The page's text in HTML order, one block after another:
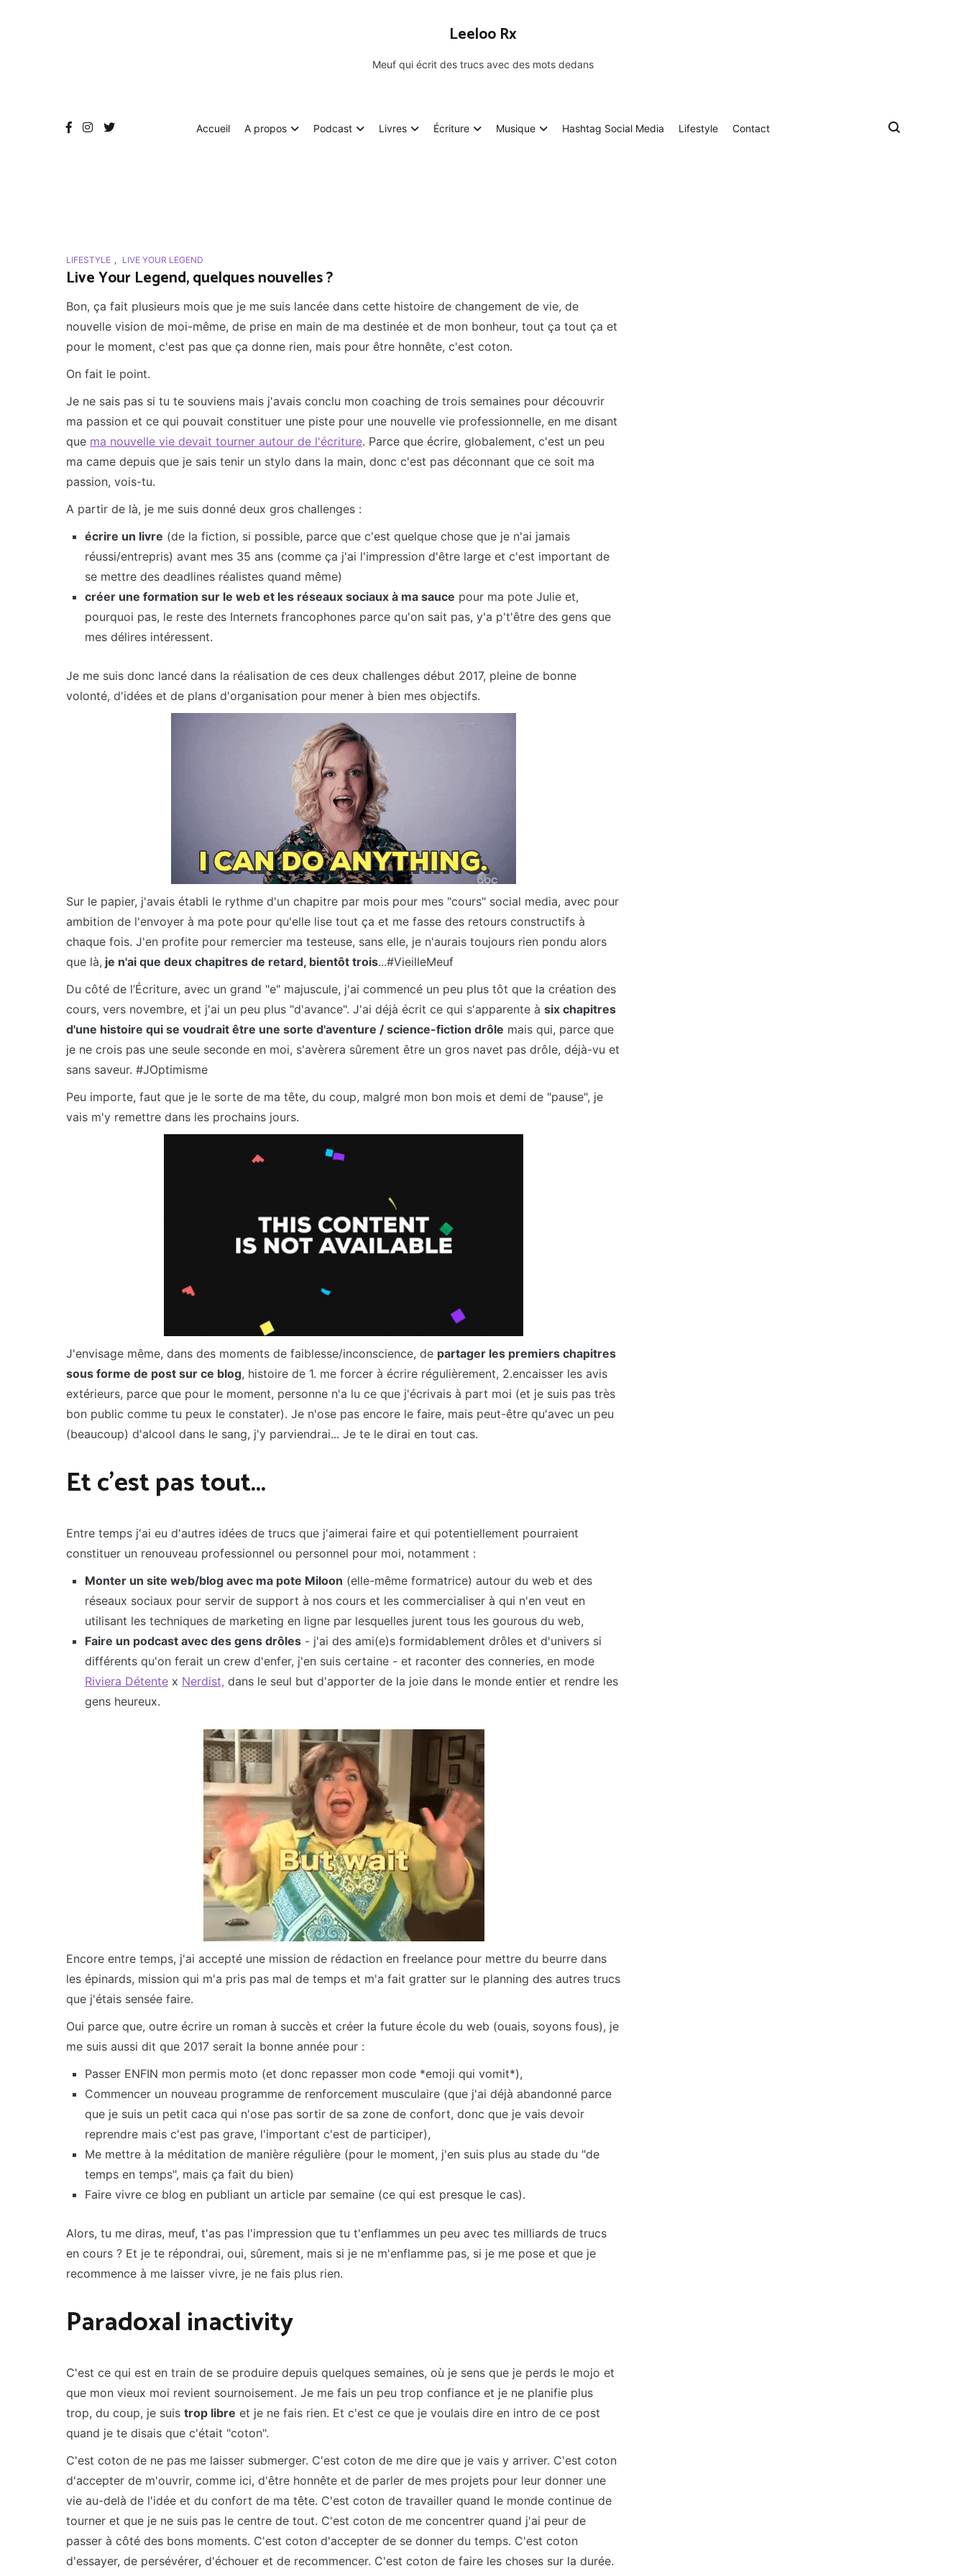
Leeloo Rx
Meuf qui écrit des trucs avec des mots dedans
Accueil A propos Podcast Livres Écriture Musique Hashtag Social Media Lifestyle Contact
LIFESTYLE , LIVE YOUR LEGEND
Live Your Legend, quelques nouvelles ?
Bon, ça fait plusieurs mois que je me suis lancée dans cette histoire de changement de vie, de
nouvelle vision de moi-même, de prise en main de ma destinée et de mon bonheur, tout ça tout ça et
pour le moment, c'est pas que ça donne rien, mais pour être honnête, c'est coton.
On fait le point.
Je ne sais pas si tu te souviens mais j'avais conclu mon coaching de trois semaines pour découvrir
ma passion et ce qui pouvait constituer une piste pour une nouvelle vie professionnelle, en me disant
que ma nouvelle vie devait tourner autour de l'écriture. Parce que écrire, globalement, c'est un peu
ma came depuis que je sais tenir un stylo dans la main, donc c'est pas déconnant que ce soit ma
passion, vois-tu.
A partir de là, je me suis donné deux gros challenges :
écrire un livre (de la fiction, si possible, parce que c'est quelque chose que je n'ai jamais
réussi/entrepris) avant mes 35 ans (comme ça j'ai l'impression d'être large et c'est important de
se mettre des deadlines réalistes quand même)
créer une formation sur le web et les réseaux sociaux à ma sauce pour ma pote Julie et,
pourquoi pas, le reste des Internets francophones parce qu'on sait pas, y'a p't'être des gens que
mes délires intéressent.
Je me suis donc lancé dans la réalisation de ces deux challenges début 2017, pleine de bonne
volonté, d'idées et de plans d'organisation pour mener à bien mes objectifs.
Sur le papier, j'avais établi le rythme d'un chapitre par mois pour mes "cours" social media, avec pour
ambition de l'envoyer à ma pote pour qu'elle lise tout ça et me fasse des retours constructifs à
chaque fois. J'en profite pour remercier ma testeuse, sans elle, je n'aurais toujours rien pondu alors
que là, je n'ai que deux chapitres de retard, bientôt trois...#VieilleMeuf
Du côté de l’Écriture, avec un grand "e" majuscule, j'ai commencé un peu plus tôt que la création des
cours, vers novembre, et j'ai un peu plus "d'avance". J'ai déjà écrit ce qui s'apparente à six chapitres
d'une histoire qui se voudrait être une sorte d'aventure / science-fiction drôle mais qui, parce que
je ne crois pas une seule seconde en moi, s'avèrera sûrement être un gros navet pas drôle, déjà-vu et
sans saveur. #JOptimisme
Peu importe, faut que je le sorte de ma tête, du coup, malgré mon bon mois et demi de "pause", je
vais m'y remettre dans les prochains jours.
J'envisage même, dans des moments de faiblesse/inconscience, de partager les premiers chapitres
sous forme de post sur ce blog, histoire de 1. me forcer à écrire régulièrement, 2.encaisser les avis
extérieurs, parce que pour le moment, personne n'a lu ce que j'écrivais à part moi (et je suis pas très
bon public comme tu peux le constater). Je n'ose pas encore le faire, mais peut-être qu'avec un peu
(beaucoup) d'alcool dans le sang, j'y parviendrai... Je te le dirai en tout cas.
Et c'est pas tout...
Entre temps j'ai eu d'autres idées de trucs que j'aimerai faire et qui potentiellement pourraient
constituer un renouveau professionnel ou personnel pour moi, notamment :
Monter un site web/blog avec ma pote Miloon (elle-même formatrice) autour du web et des
réseaux sociaux pour servir de support à nos cours et les commercialiser à qui n'en veut en
utilisant les techniques de marketing en ligne par lesquelles jurent tous les gourous du web,
Faire un podcast avec des gens drôles- j'ai des ami(e)s formidablement drôles et d'univers si
différents qu'on ferait un crew d'enfer, j'en suis certaine - et raconter des conneries, en mode
Riviera Détentex Nerdist, dans le seul but d'apporter de la joie dans le monde entier et rendre les
gens heureux.
Encore entre temps, j'ai accepté une mission de rédaction en freelance pour mettre du beurre dans
les épinards, mission qui m'a pris pas mal de temps et m'a fait gratter sur le planning des autres trucs
que j'étais sensée faire.
Oui parce que, outre écrire un roman à succès et créer la future école du web (ouais, soyons fous), je
me suis aussi dit que 2017 serait la bonne année pour :
Passer ENFIN mon permis moto (et donc repasser mon code *emoji qui vomit*),
Commencer un nouveau programme de renforcement musculaire (que j'ai déjà abandonné parce
que je suis un petit caca qui n'ose pas sortir de sa zone de confort, donc que je vais devoir
reprendre mais c'est pas grave, l'important c'est de participer),
Me mettre à la méditation de manière régulière (pour le moment, j'en suis plus au stade du "de
temps en temps", mais ça fait du bien)
Faire vivre ce blog en publiant un article par semaine (ce qui est presque le cas).
Alors, tu me diras, meuf, t'as pas l'impression que tu t'enflammes un peu avec tes milliards de trucs
en cours ? Et je te répondrai, oui, sûrement, mais si je ne m'enflamme pas, si je me pose et que je
recommence à me laisser vivre, je ne fais plus rien.
Paradoxal inactivity
C'est ce qui est en train de se produire depuis quelques semaines, où je sens que je perds le mojo et
que mon vieux moi revient sournoisement. Je me fais un peu trop confiance et je ne planifie plus
trop, du coup, je suis trop libre et je ne fais rien. Et c'est ce que je voulais dire en intro de ce post
quand je te disais que c'était "coton".
C'est coton de ne pas me laisser submerger. C'est coton de me dire que je vais y arriver. C'est coton
d'accepter de m'ouvrir, comme ici, d'être honnête et de parler de mes projets pour leur donner une
vie au-delà de l'idée et du confort de ma tête. C'est coton de travailler quand le monde continue de
tourner et que je ne suis pas le centre de tout. C'est coton de me concentrer quand j'ai peur de
passer à côté des bons moments. C'est coton d'accepter de se donner du temps. C'est coton
d'essayer, de persévérer, d'échouer et de recommencer. C'est coton de faire les choses sur la durée.